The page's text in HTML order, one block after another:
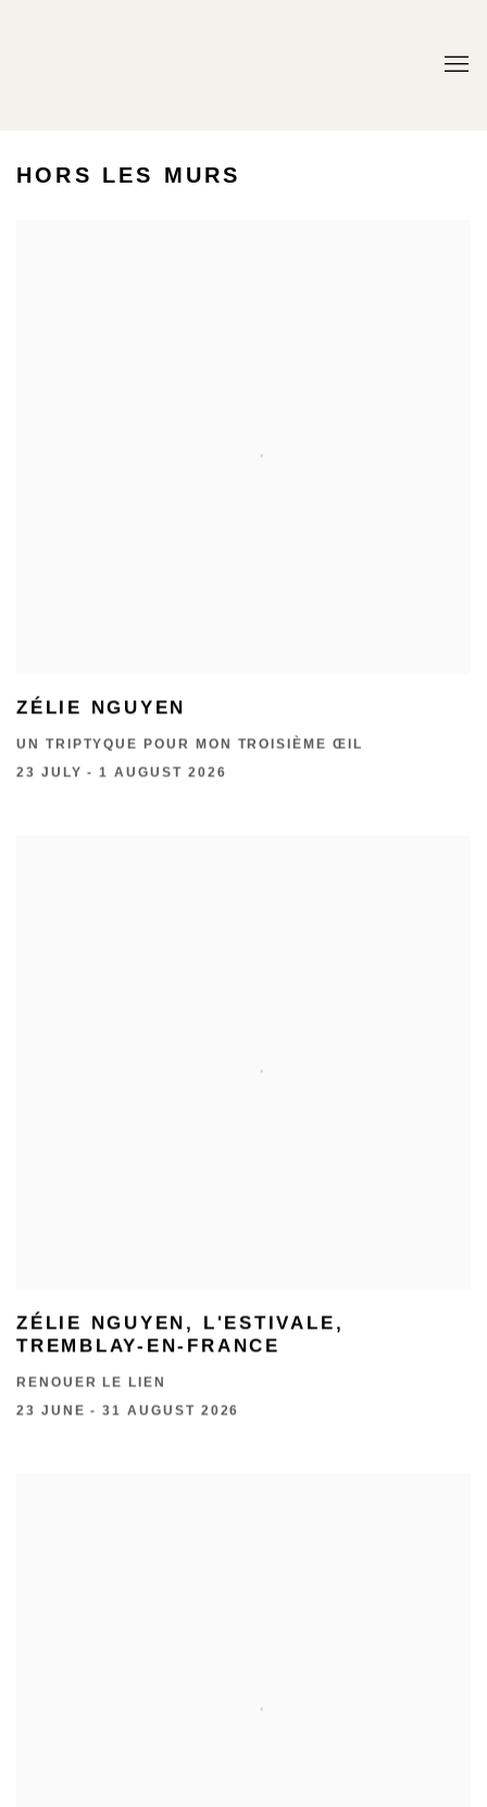
HORS LES MURS
ZÉLIE NGUYEN
UN TRIPTYQUE POUR MON TROISIÈME ŒIL
23 JULY - 1 AUGUST 2026
ZÉLIE NGUYEN, L'ESTIVALE,
TREMBLAY-EN-FRANCE
RENOUER LE LIEN
23 JUNE - 31 AUGUST 2026